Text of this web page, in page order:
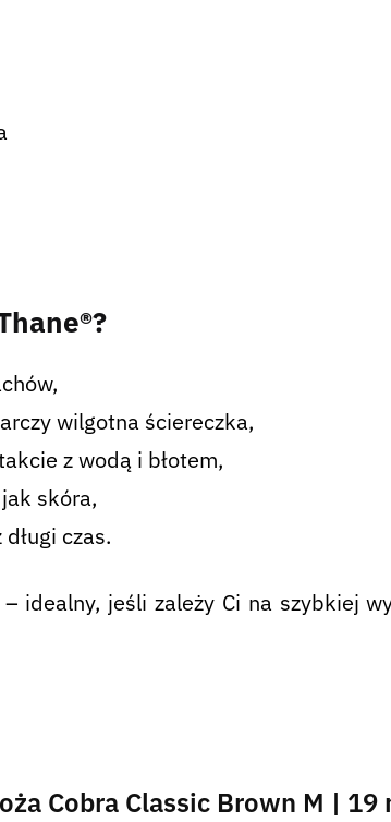
wilgotna ściereczka,
z wodą i błotem,
skóra,
czas.
idealny, jeśli zależy Ci na szybkiej
Cobra Classic Brown M |